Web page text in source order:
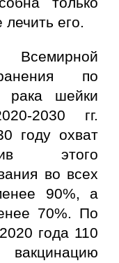
его.
Всемирной
по
рака шейки
2030 гг.
году охват
этого
во всех
90%, а
70%. По
года 110